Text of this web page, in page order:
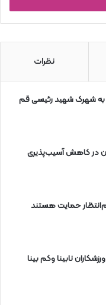
نظرات
به شهرک شهید رئیسی قم
در کاهش آسیب‌پذیری
حمایت هستند
نابینا وکم بینا